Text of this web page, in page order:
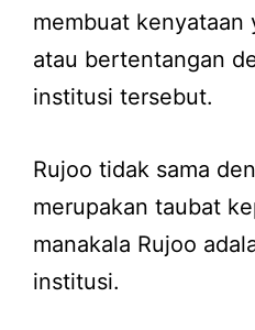
membuat kenyataan
atau bertentangan
institusi tersebut.
Rujoo tidak sama
merupakan taubat
manakala Rujoo
institusi.